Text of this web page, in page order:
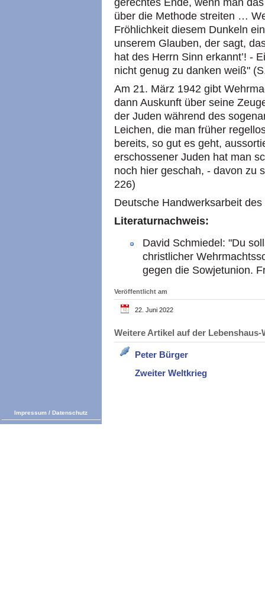
gerechtes Ende, wenn man
über die Methode streiten …
Fröhlichkeit diesem Dunkeln
unserem Glauben, der sagt,
hat des Herrn Sinn erkannt’! -
nicht genug zu danken weiß"
Am 21. März 1942 gibt
dann Auskunft über seine
der Juden während des
Leichen, die man früher
bereits, so gut es geht,
erschossener Juden hat man
noch hier geschah, - davon zu
226)
Deutsche Handwerksarbeit
Literaturnachweis:
David Schmiedel: "Du
christlicher
gegen die Sowjetunion.
Veröffentlicht am
22. Juni 2022
Weitere Artikel auf der
Peter Bürger
Zweiter Weltkrieg
Impressum / Datenschutz